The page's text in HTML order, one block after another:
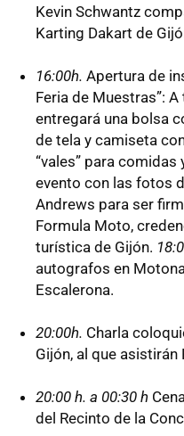
Kevin Schwantz
Karting Dakart de
16:00h. Apertura de
Feria de Muestras”:
entregará una bolsa
de tela y camiseta
“vales” para
evento con las fotos
Andrews para ser
Formula Moto,
turística de Gijón.
autografos en
Escalerona.
20:00h. Charla
Gijón, al que asistirán
20:00 h. a 00:30 h
del Recinto de la